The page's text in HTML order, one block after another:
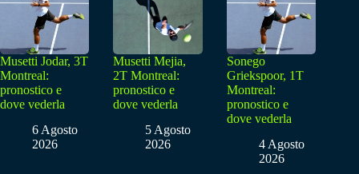
Musetti Jodar, 3T
Montreal:
pronostico e
dove vederla
6 Agosto
2026
Musetti Mejia,
2T Montreal:
pronostico e
dove vederla
5 Agosto
2026
Sonego
Griekspoor, 1T
Montreal:
pronostico e
dove vederla
4 Agosto
2026